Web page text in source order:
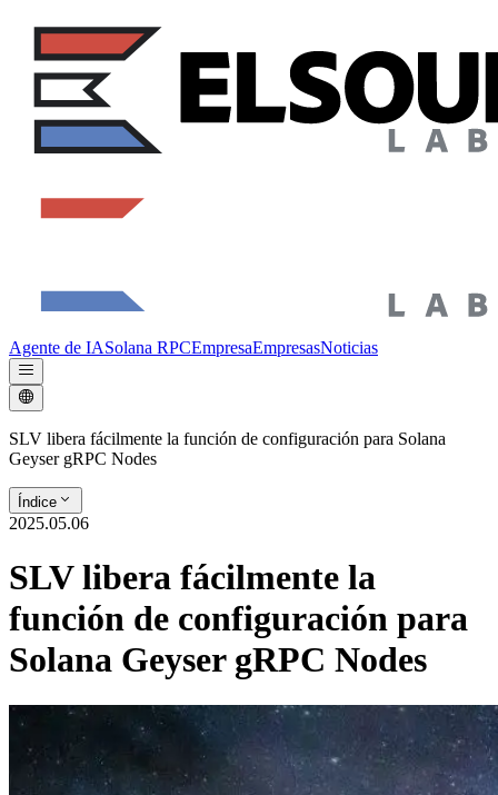
Agente de IASolana RPCEmpresaEmpresasNoticias
SLV libera fácilmente la función de configuración para Solana
Geyser gRPC Nodes
Índice
2025.05.06
SLV libera fácilmente la
función de configuración para
Solana Geyser gRPC Nodes